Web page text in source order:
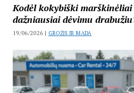
Kodėl kokybiški
dažniausiai dėvimu
19/06/2026 | GROŽIS IR MADA